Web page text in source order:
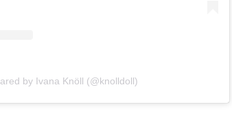
by Ivana Knöll (@knolldoll)